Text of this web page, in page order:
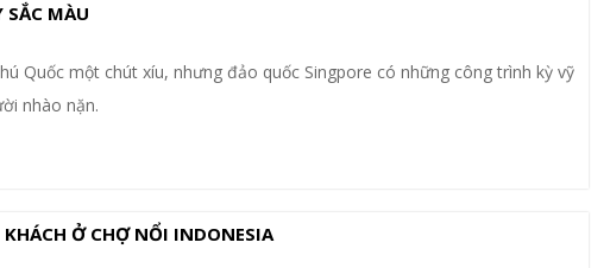
SẮC MÀU
Quốc một chút xíu, nhưng đảo quốc Singpore có những công trình kỳ vỹ
nhào nặn.
Ở CHỢ NỔI INDONESIA